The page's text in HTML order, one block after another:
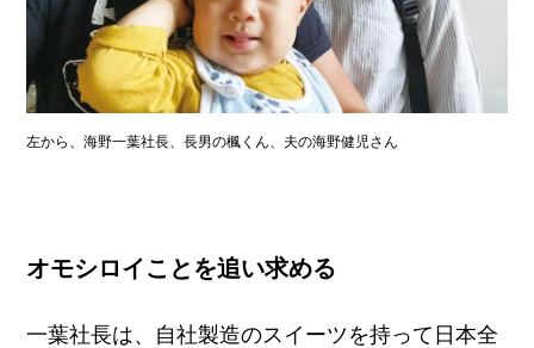
左から、海野一葉社長、長男の楓くん、夫の海野健児さん
オモシロイことを追い求める
一葉社長は、自社製造のスイーツを持って日本全